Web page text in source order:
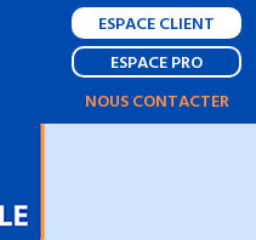
ESPACE CLIENT
ESPACE PRO
NOUS CONTACTER